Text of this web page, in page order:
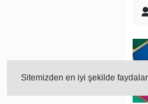
Sitemizden en iyi şekilde